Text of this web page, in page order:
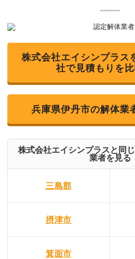
株式会社エイシンプラス
社で見積もりを
兵庫県伊丹市の解体業
株式会社エイシンプラスと同
業者を見る
三島郡
摂津市
箕面市